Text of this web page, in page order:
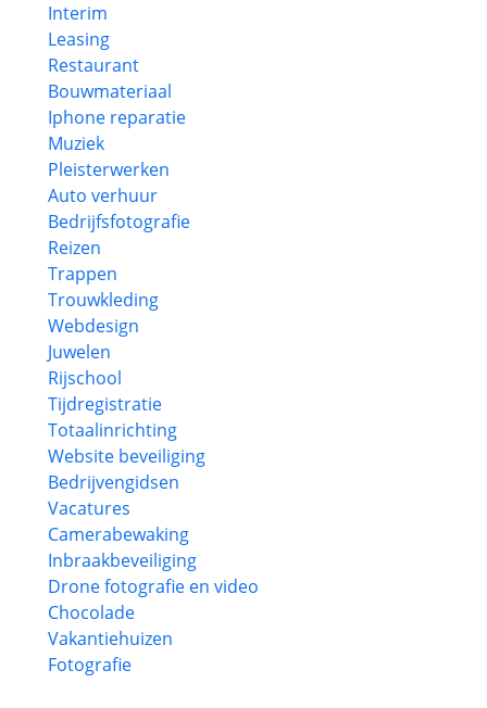
Interim
Leasing
Restaurant
Bouwmateriaal
Iphone reparatie
Muziek
Pleisterwerken
Auto verhuur
Bedrijfsfotografie
Reizen
Trappen
Trouwkleding
Webdesign
Juwelen
Rijschool
Tijdregistratie
Totaalinrichting
Website beveiliging
Bedrijvengidsen
Vacatures
Camerabewaking
Inbraakbeveiliging
Drone fotografie en video
Chocolade
Vakantiehuizen
Fotografie